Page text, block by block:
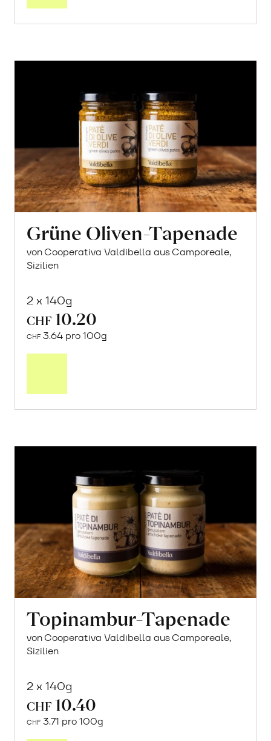
Grüne Oliven-Tapenade
von Cooperativa Valdibella aus Camporeale,
Sizilien
2 x 140g
CHF 10.20
CHF 3.64 pro 100g
Topinambur-Tapenade
von Cooperativa Valdibella aus Camporeale,
Sizilien
2 x 140g
CHF 10.40
CHF 3.71 pro 100g